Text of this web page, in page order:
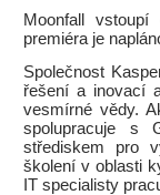
Moonfall
premiéra je
Společnost
řešení a inovací
vesmírné vědy.
spolupracuje s
střediskem pro
školení v oblasti
IT specialisty